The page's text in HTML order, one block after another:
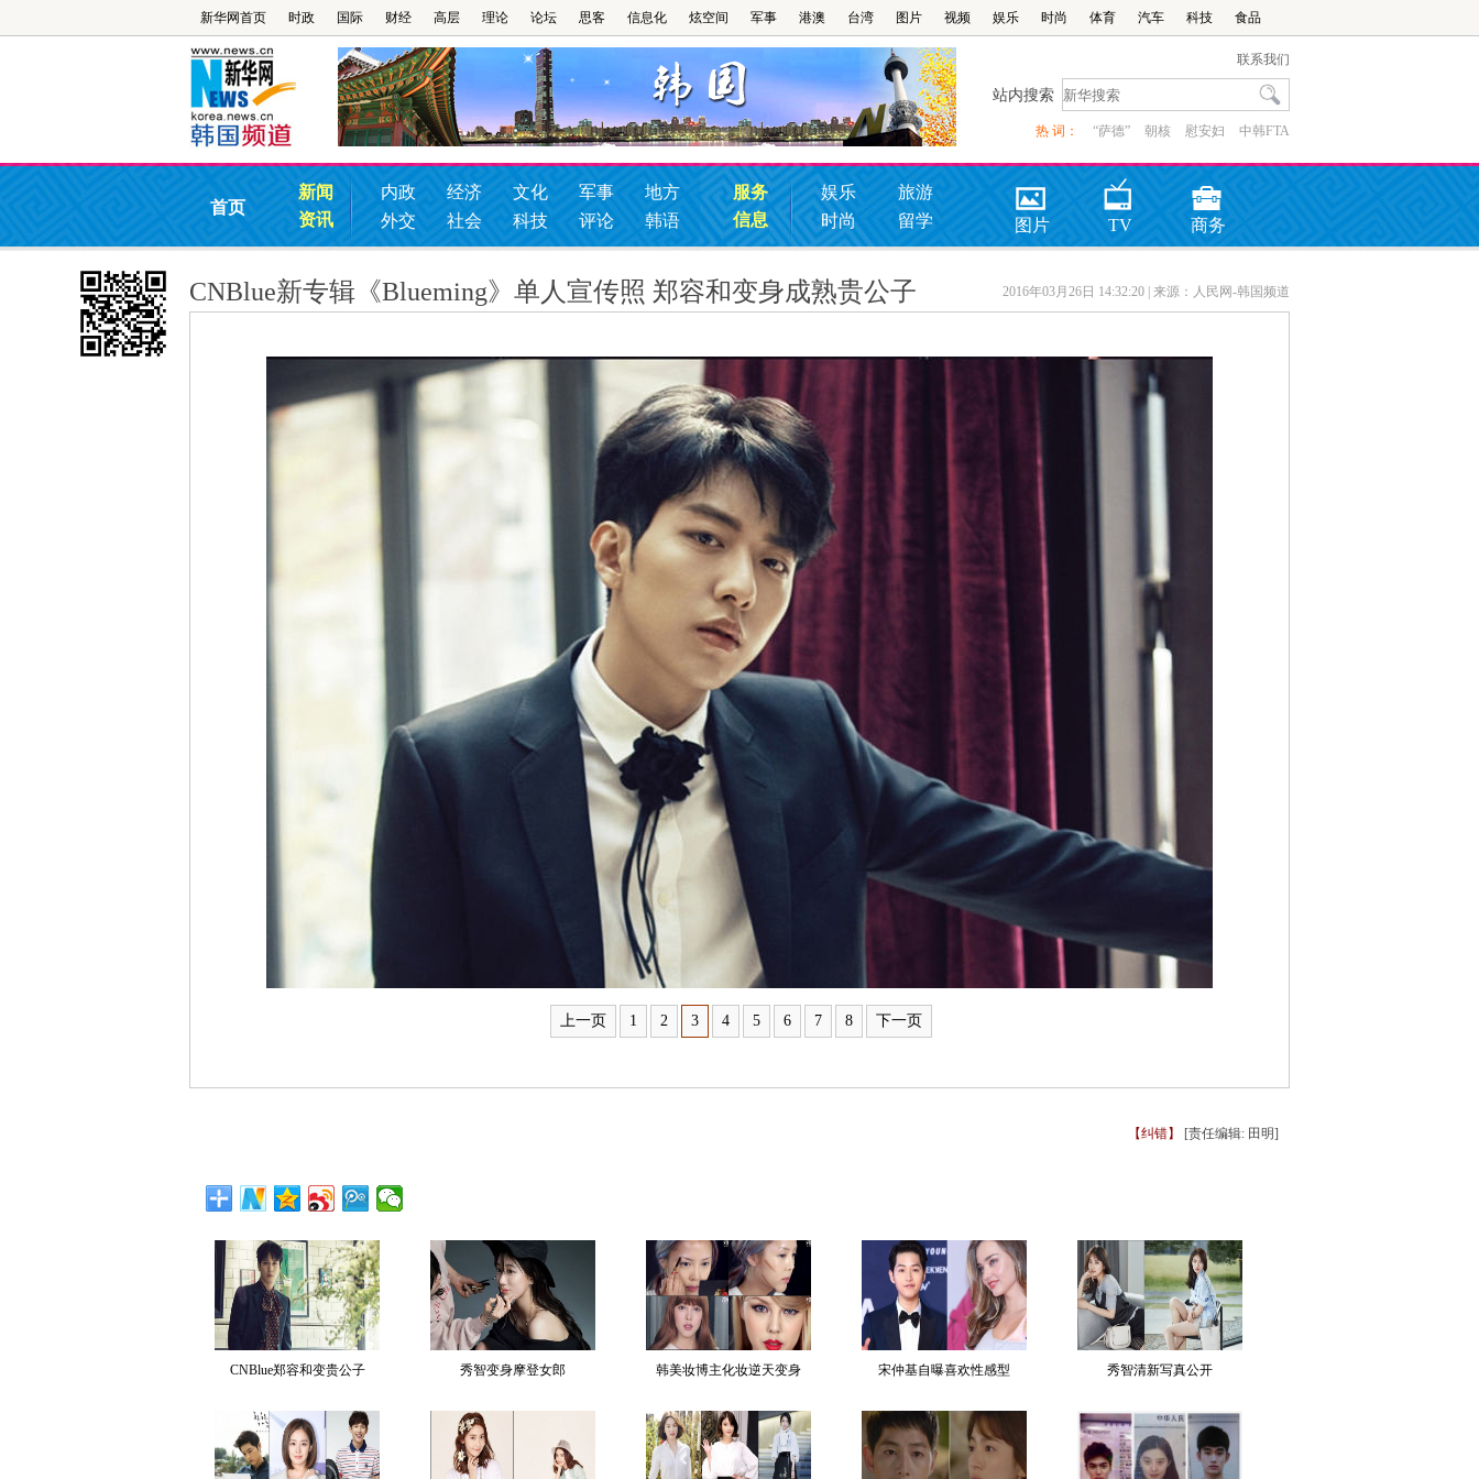
新华网首页 时政 国际 财经 高层 理论 论坛 思客 信息化 炫空间 军事 港澳 台湾 图片 视频 娱乐 时尚 体育 汽车 科技 食品
联系我们
站内搜索
热 词： “萨德” 朝核 慰安妇 中韩FTA
首页
新闻
资讯
内政 经济 文化 军事
地方
外交
社会 科技 评论 韩语
服务
信息
娱乐
旅游
时尚
留学 图片 TV 商务
CNBlue新专辑《Blueming》单人宣传照 郑容和变身成熟贵公子 2016年03月26日 14:32:20 | 来源：人民网-韩国频道
上一页 1 2 3 4 5 6 7 8 下一页
【纠错】 [责任编辑: 田明]
CNBlue郑容和变贵公子 秀智变身摩登女郎 韩美妆博主化妆逆天变身 宋仲基自曝喜欢性感型 秀智清新写真公开